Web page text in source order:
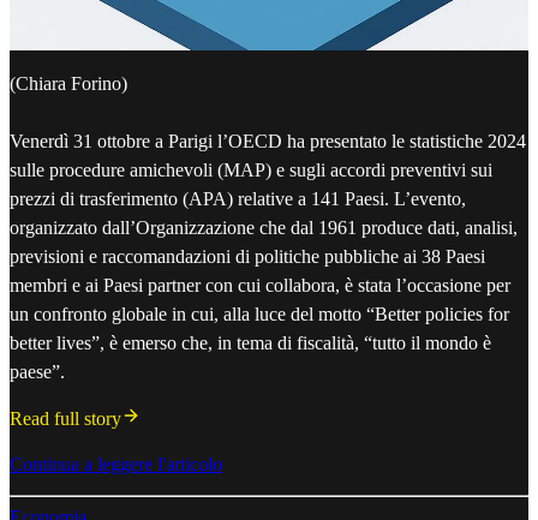
(Chiara Forino)
Venerdì 31 ottobre a Parigi l’OECD ha presentato le statistiche 2024
sulle procedure amichevoli (MAP) e sugli accordi preventivi sui
prezzi di trasferimento (APA) relative a 141 Paesi. L’evento,
organizzato dall’Organizzazione che dal 1961 produce dati, analisi,
previsioni e raccomandazioni di politiche pubbliche ai 38 Paesi
membri e ai Paesi partner con cui collabora, è stata l’occasione per
un confronto globale in cui, alla luce del motto “Better policies for
better lives”, è emerso che, in tema di fiscalità, “tutto il mondo è
paese”.
Read full story
Continua a leggere l'articolo